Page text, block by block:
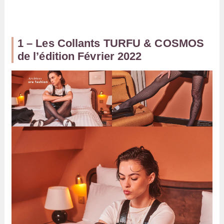
1 – Les Collants TURFU & COSMOS
de l’édition Février 2022